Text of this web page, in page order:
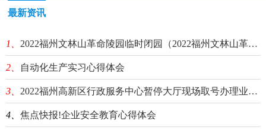
最新资讯
1、 2022福州文林山革命陵园临时闭园（2022福州文林山革命陵园临时闭园吗）|世界微动态
2、 自动化生产实习心得体会
3、 2022福州高新区行政服务中心暂停大厅现场取号办理业务-当前速讯
4、 焦点快报!企业安全教育心得体会